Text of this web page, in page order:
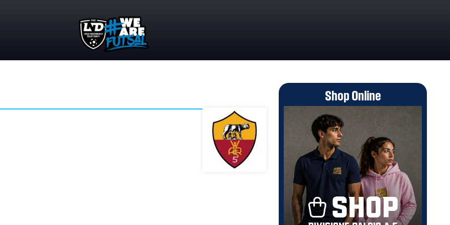
Shop Online